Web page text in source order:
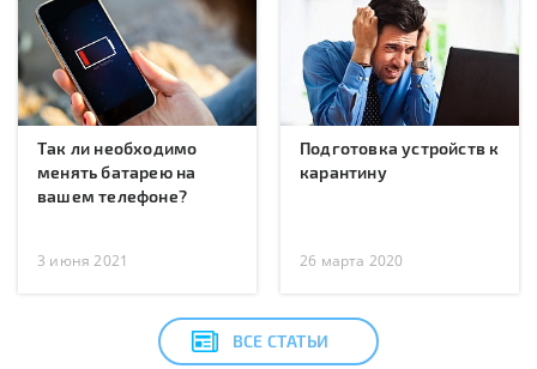
Так ли необходимо
менять батарею на
вашем телефоне?
3 июня 2021
Подготовка устройств к
карантину
26 марта 2020
ВСЕ СТАТЬИ